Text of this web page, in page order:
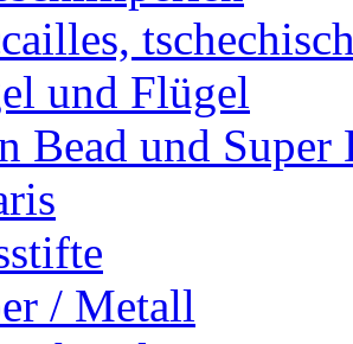
und Flügel
Bead und Super
/ Metall